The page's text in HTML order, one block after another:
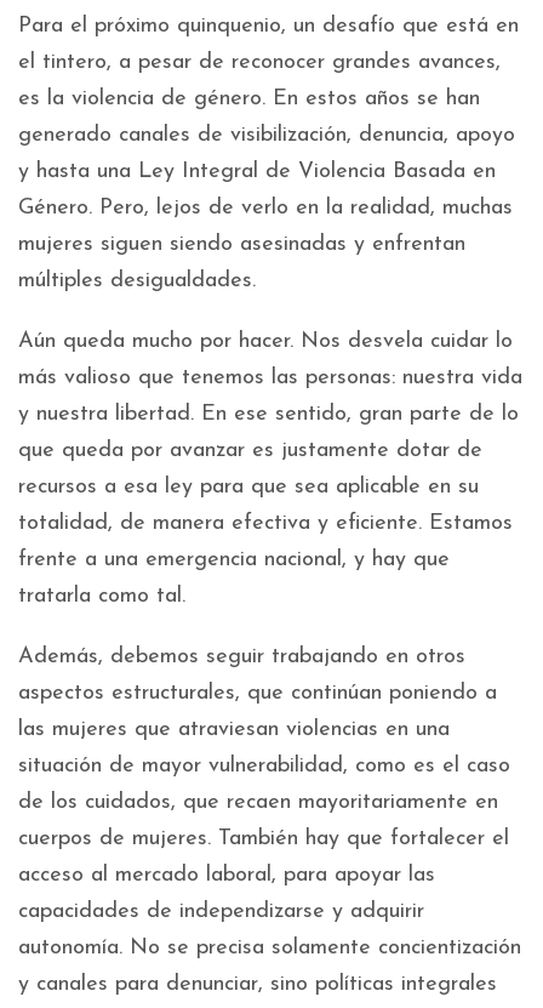
Para el próximo quinquenio, un desafío que está en
el tintero, a pesar de reconocer grandes avances,
es la violencia de género. En estos años se han
generado canales de visibilización, denuncia, apoyo
y hasta una Ley Integral de Violencia Basada en
Género. Pero, lejos de verlo en la realidad, muchas
mujeres siguen siendo asesinadas y enfrentan
múltiples desigualdades.
Aún queda mucho por hacer. Nos desvela cuidar lo
más valioso que tenemos las personas: nuestra vida
y nuestra libertad. En ese sentido, gran parte de lo
que queda por avanzar es justamente dotar de
recursos a esa ley para que sea aplicable en su
totalidad, de manera efectiva y eficiente. Estamos
frente a una emergencia nacional, y hay que
tratarla como tal.
Además, debemos seguir trabajando en otros
aspectos estructurales, que continúan poniendo a
las mujeres que atraviesan violencias en una
situación de mayor vulnerabilidad, como es el caso
de los cuidados, que recaen mayoritariamente en
cuerpos de mujeres. También hay que fortalecer el
acceso al mercado laboral, para apoyar las
capacidades de independizarse y adquirir
autonomía. No se precisa solamente concientización
y canales para denunciar, sino políticas integrales